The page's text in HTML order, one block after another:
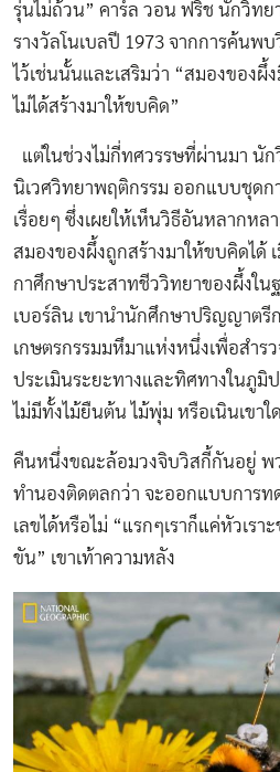
รุ่นไม่ถ้วน” คาร์ล วอน ฟริช นักวิทย
รางวัลโนเบลปี 1973 จากการค้นพ
ไว้เช่นนั้นและเสริมว่า “สมองของผึ้
ไม่ได้สร้างมาให้ขบคิด”
แต่ในช่วงไม่กี่ทศวรรษที่ผ่านมา นั
นิเวศวิทยาพฤติกรรม ออกแบบชุด
เรื่อยๆ ซึ่งเผยให้เห็นวิธีอันหลากห
สมองของผึ้งถูกสร้างมาให้ขบคิดได้
กาศึกษาประสาทชีววิทยาของผึ้งใ
เบอร์ลิน เขานำนักศึกษาปริญญาตรี
เกษตรกรรมมหึมาแห่งหนึ่งเพื่อสำรว
ประเมินระยะทางและทิศทางในภูมิป
ไม่มีทั้งไม้ยืนต้น ไม้พุ่ม หรือเนินเขาใ
คืนหนึ่งขณะล้อมวงจิบวิสกี้กันอยู่ พ
ทำนองติดตลกว่า จะออกแบบการ
เลขได้หรือไม่ “แรกๆเราก็แค่หัวเร
ขัน” เขาเท้าความหลัง